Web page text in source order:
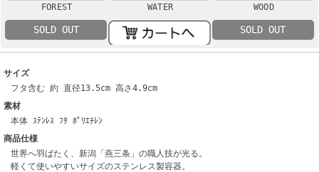
FOREST
SOLD OUT
WATER WOOD
SOLD OUT
サイズ
フタ含む 約 直径13.5cm 高さ4.9cm
素材
本体 ｽﾃﾝﾚｽ ﾌﾀ ﾎﾟﾘｴﾁﾚﾝ
商品仕様
世界へ羽ばたく、新潟「燕三条」の職人技が光る。
軽くて使いやすいサイズのステンレス製容器。